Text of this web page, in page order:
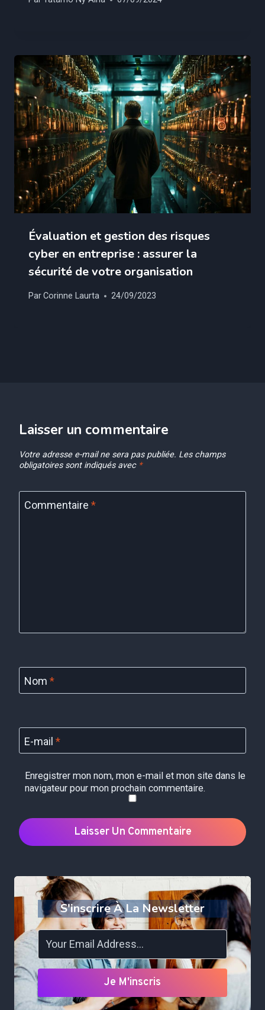
Évaluation et gestion des risques
cyber en entreprise : assurer la
sécurité de votre organisation
ParCorinne Laurta 24/09/2023
Laisser un commentaire
Votre adresse e-mail ne sera pas publiée. Les champs
obligatoires sont indiqués avec *
Commentaire *
Nom *
E-mail *
Enregistrer mon nom, mon e-mail et mon site dans le
navigateur pour mon prochain commentaire.
S'inscrire À La Newsletter
Je M'inscris